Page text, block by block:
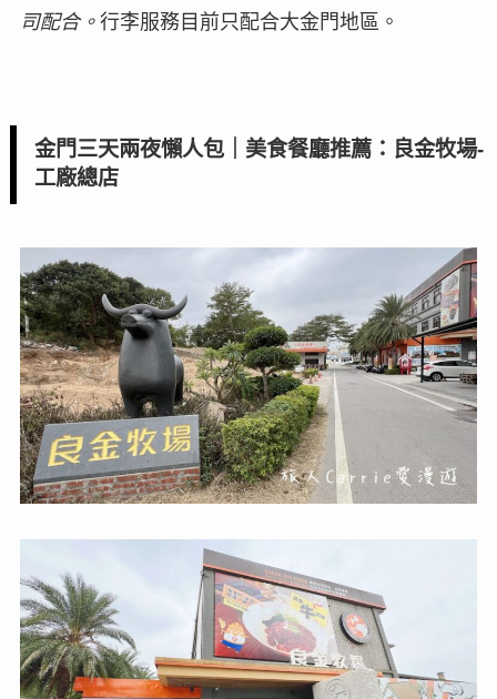
司配合。 行李服務目前只配合大金門地區。
金門三天兩夜懶人包｜美食餐廳推薦：良金牧場-
工廠總店